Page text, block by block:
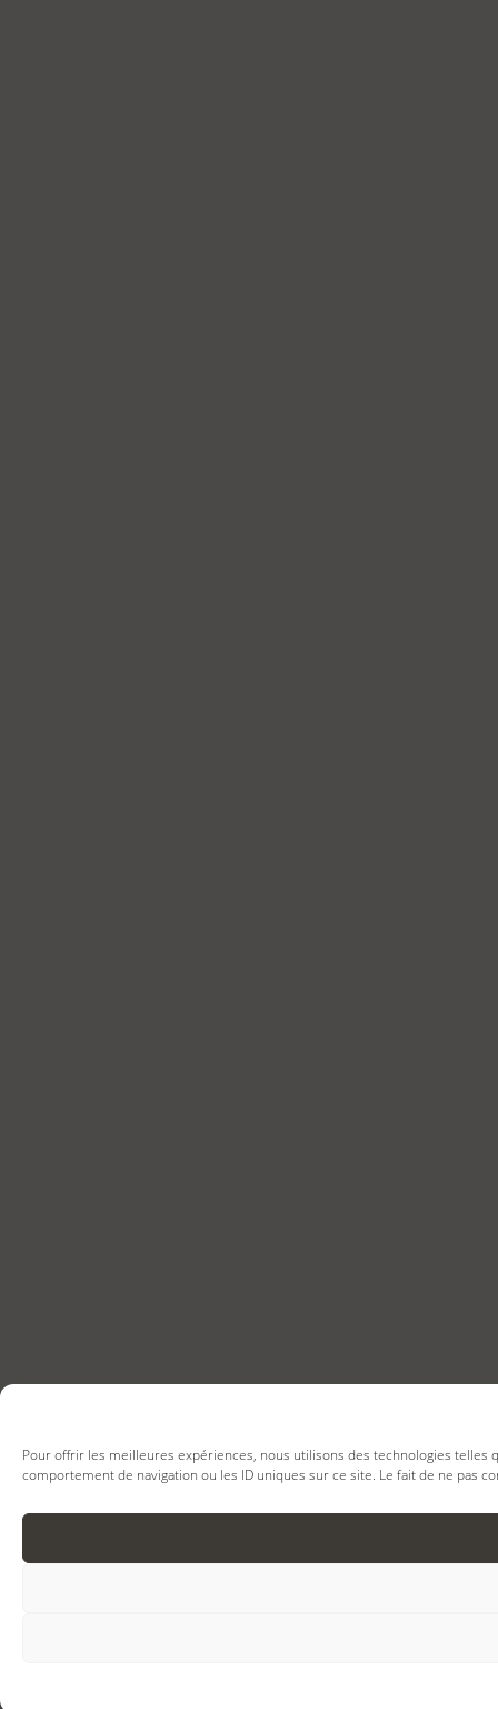
Pour offrir les meilleures expériences, nous utilisons des technologies
comportement de navigation ou les ID uniques sur ce site. Le fait de ne